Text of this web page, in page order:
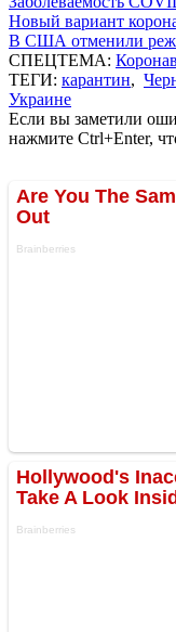
Новый вариант
В США отменили
СПЕЦТЕМА:
ТЕГИ: карантин,
Украине
Если вы заметили
нажмите Ctrl+Enter,